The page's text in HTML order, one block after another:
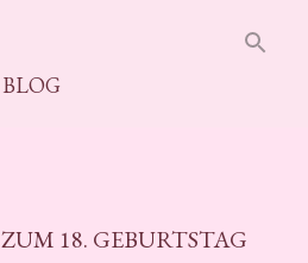
18. GEBURTSTAG